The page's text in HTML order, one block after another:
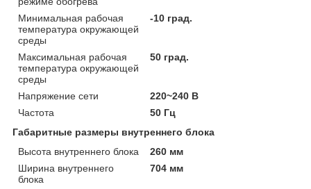
Минимальная рабочая
температура окружающей
среды
-10 град.
Максимальная рабочая
температура окружающей
среды
50 град.
Напряжение сети
220~240 В
Частота
50 Гц
Габаритные размеры внутреннего блока
Высота внутреннего блока
260 мм
Ширина внутреннего
блока
704 мм